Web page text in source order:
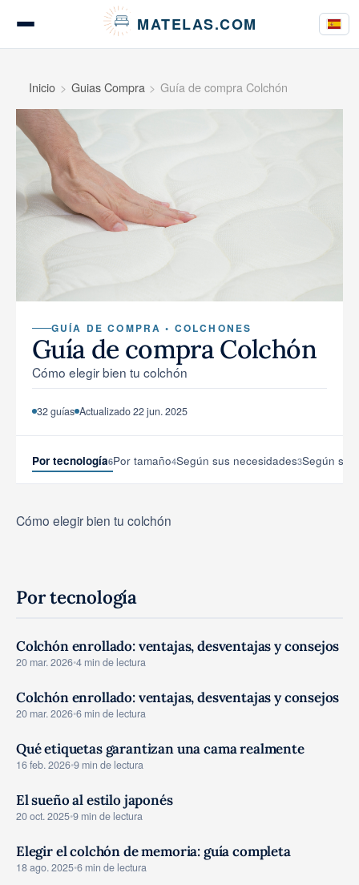
MATELAS.COM
Pruebas de colchones
Pruebas de ropa de cama
Guías de compra
Consejos
Herramientas y simuladores
Inicio Guias Compra Guía de compra Colchón
GUÍA DE COMPRA • COLCHONES
Guía de compra Colchón
Cómo elegir bien tu colchón
32 guías Actualizado 22 jun. 2025
Por tecnología6Por tamaño4Según sus necesidades3Según su
Cómo elegir bien tu colchón
Por tecnología
GUIAS COMPRA
Colchón enrollado: ventajas, desventajas y consejos
20 mar. 2026•4 min de lectura
GUIAS COMPRA
Colchón enrollado: ventajas, desventajas y consejos
20 mar. 2026•6 min de lectura
GUIAS COMPRA
Qué etiquetas garantizan una cama realmente
16 feb. 2026•9 min de lectura
GUIAS COMPRA
El sueño al estilo japonés
20 oct. 2025•9 min de lectura
GUIAS COMPRA
Elegir el colchón de memoria: guía completa
18 ago. 2025•6 min de lectura
Panel de gestión de cookies